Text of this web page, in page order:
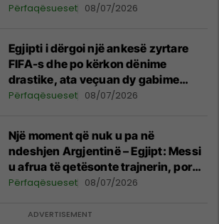
Përfaqësueset 08/07/2026
Egjipti i dërgoi një ankesë zyrtare
FIFA-s dhe po kërkon dënime
drastike, ata veçuan dy gabime
themelore
Përfaqësueset 08/07/2026
Një moment që nuk u pa në
ndeshjen Argjentinë – Egjipt: Messi
u afrua të qetësonte trajnerin, por
mori një reagim të ashpër
Përfaqësueset 08/07/2026